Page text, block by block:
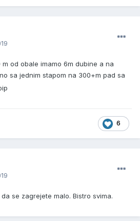
od obale imamo 6m dubine a na
sa jednim stapom na 300+m pad sa
6
se zagrejete malo. Bistro svima.